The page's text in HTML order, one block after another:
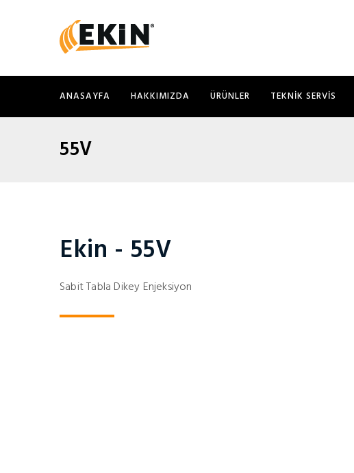
ANASAYFA HAKKIMIZDA ÜRÜNLER TEKNIK SERVIS
55V
Ekin - 55V
Sabit Tabla Dikey Enjeksiyon